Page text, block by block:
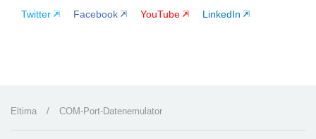
Twitter Facebook YouTube LinkedIn
Eltima / COM-Port-Datenemulator